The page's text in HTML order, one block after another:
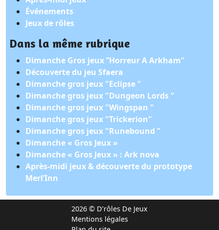
Événements
Jeux de rôles
Dans la même rubrique
Dimanche Gros jeux ’’Horreur A Arkham"
Découverte du jeu Sfaera
Dimanche gros jeux "Eclipse "
Dimanche gros jeux "Dungeon Lords "
Dimanche gros jeux "Wingspan "
Dimanche gros jeux "Trickerion"
Dimanche gros jeux "Runebound "
Dimanche « Gros Jeux »
Dimanche « Gros Jeux » : Ark nova
Après-midi jeux & découverte du prototype
Merl’Inn
2026 © D’rôles De Jeux
Mentions légales